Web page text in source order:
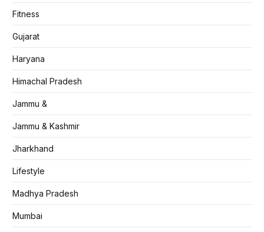
Fitness
Gujarat
Haryana
Himachal Pradesh
Jammu &
Jammu & Kashmir
Jharkhand
Lifestyle
Madhya Pradesh
Mumbai